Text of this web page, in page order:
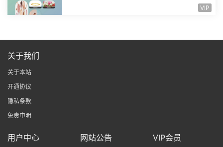
VIP
关于我们
关于本站
开通协议
隐私条款
免责申明
用户中心 网站公告 VIP会员